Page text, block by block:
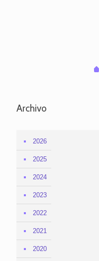
0
Archivo
2026
2025
2024
2023
2022
2021
2020